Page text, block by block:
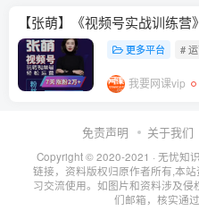
【张萌】《视频号实战训练营》
更多平台 #
我要网课vip
免责声明 关于我们
Copyright © 2020-2021 · 无忧知
链接，资料版权归原作者所有,本
习交流使用。如图片和资料涉及
们邮箱，核实通